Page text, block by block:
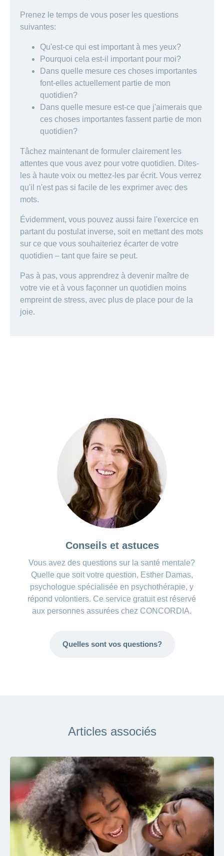
Prenez le temps de vous poser les questions
suivantes:
Qu'est-ce qui est important à mes yeux?
Pourquoi cela est-il important pour moi?
Dans quelle mesure ces choses importantes
font-elles actuellement partie de mon
quotidien?
Dans quelle mesure est-ce que j'aimerais que
ces choses importantes fassent partie de mon
quotidien?
Tâchez maintenant de formuler clairement les
attentes que vous avez pour votre quotidien. Dites-
les à haute voix ou mettez-les par écrit. Vous verrez
qu'il n'est pas si facile de les exprimer avec des
mots.
Évidemment, vous pouvez aussi faire l'exercice en
partant du postulat inverse, soit en mettant des mots
sur ce que vous souhaiteriez écarter de votre
quotidien – tant que faire se peut.
Pas à pas, vous apprendrez à devenir maître de
votre vie et à vous façonner un quotidien moins
empreint de stress, avec plus de place pour de la
joie.
Conseils et astuces
Vous avez des questions sur la santé mentale?
Quelle que soit votre question, Esther Damas,
psychologue spécialisée en psychothérapie, y
répond volontiers. Ce service gratuit est réservé
aux personnes assurées chez CONCORDIA.
Quelles sont vos questions?
Articles associés